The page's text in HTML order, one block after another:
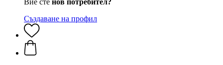
Вие сте нов потребител?
Създаване на профил